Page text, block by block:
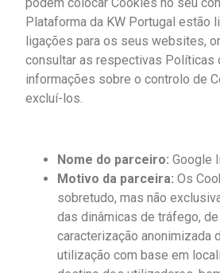
Plataforma da KW Portugal estão
ligações para os seus websites,
consultar as respectivas Políticas
informações sobre o controlo de
excluí-los.
Nome do parceiro: Google
Motivo da parceira: Os
sobretudo, mas não
das dinâmicas de tráfego,
caracterização anonimizada
utilização com base em